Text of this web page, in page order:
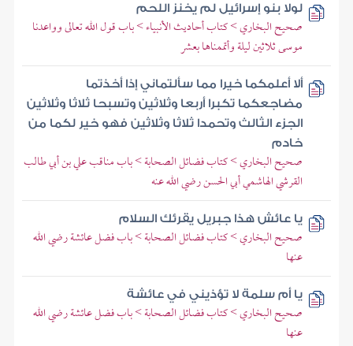
لولا بنو إسرائيل لم يخنز اللحم
صحيح البخاري > كتاب أحاديث الأنبياء > باب قول الله تعالى وواعدنا
موسى ثلاثين ليلة وأتممناها بعشر
ألا أعلمكما خيرا مما سألتماني إذا أخذتما
مضاجعكما تكبرا أربعا وثلاثين وتسبحا ثلاثا وثلاثين
الجزء الثالث وتحمدا ثلاثا وثلاثين فهو خير لكما من
خادم
صحيح البخاري > كتاب فضائل الصحابة > باب مناقب علي بن أبي طالب
القرشي الهاشمي أبي الحسن رضي الله عنه
يا عائش هذا جبريل يقرئك السلام
صحيح البخاري > كتاب فضائل الصحابة > باب فضل عائشة رضي الله
عنها
يا أم سلمة لا تؤذيني في عائشة
صحيح البخاري > كتاب فضائل الصحابة > باب فضل عائشة رضي الله
عنها